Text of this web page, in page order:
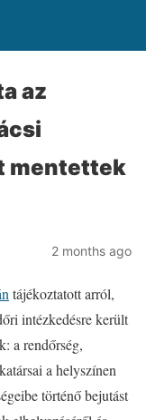
az
mentettek
2 months ago
tájékoztatott arról,
intézkedésre került
a rendőrség,
a helyszínen
történő bejutást